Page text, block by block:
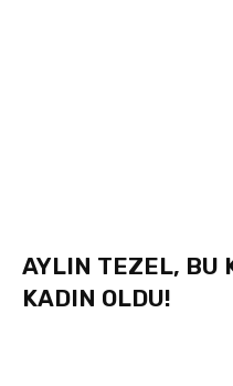
AYLIN TEZEL, BU
KADIN OLDU!